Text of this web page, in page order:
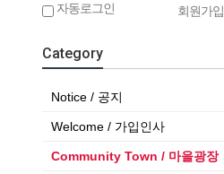
자동로그인 회원가입
Category
Notice / 공지
Welcome / 가입인사
Community Town / 마을광장